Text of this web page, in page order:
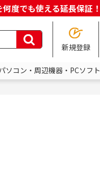
度でも使える延長保証！
新規登録
ソコン・周辺機器・PCソフト